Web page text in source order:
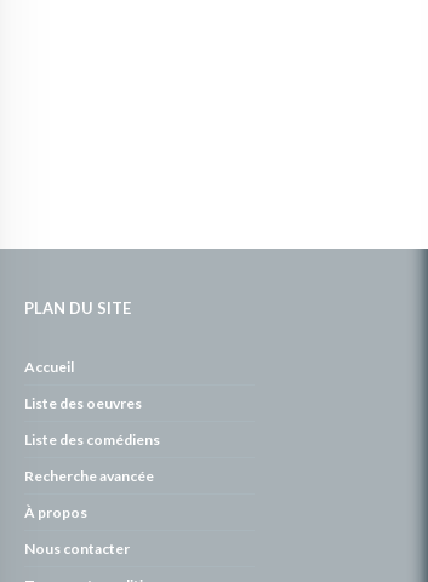
PLAN DU SITE
Accueil
Liste des oeuvres
Liste des comédiens
Recherche avancée
À propos
Nous contacter